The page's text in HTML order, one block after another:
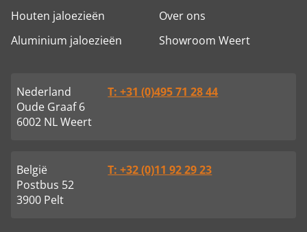
Houten jaloezieën
Aluminium jaloezieën
Over ons
Showroom Weert
Nederland
Oude Graaf 6
6002 NL Weert
T: +31 (0)495 71 28 44
België
Postbus 52
3900 Pelt
T: +32 (0)11 92 29 23